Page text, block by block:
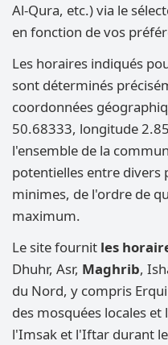
Al-Qura, etc.) via le
en fonction de vos
Les horaires indiqués
sont déterminés
coordonnées
50.68333, longitude
l'ensemble de la
potentielles entre divers
minimes, de l'ordre de
maximum.
Le site fournit les
Dhuhr, Asr, Maghrib,
du Nord, y compris
des mosquées locales
l'Imsak et l'Iftar durant